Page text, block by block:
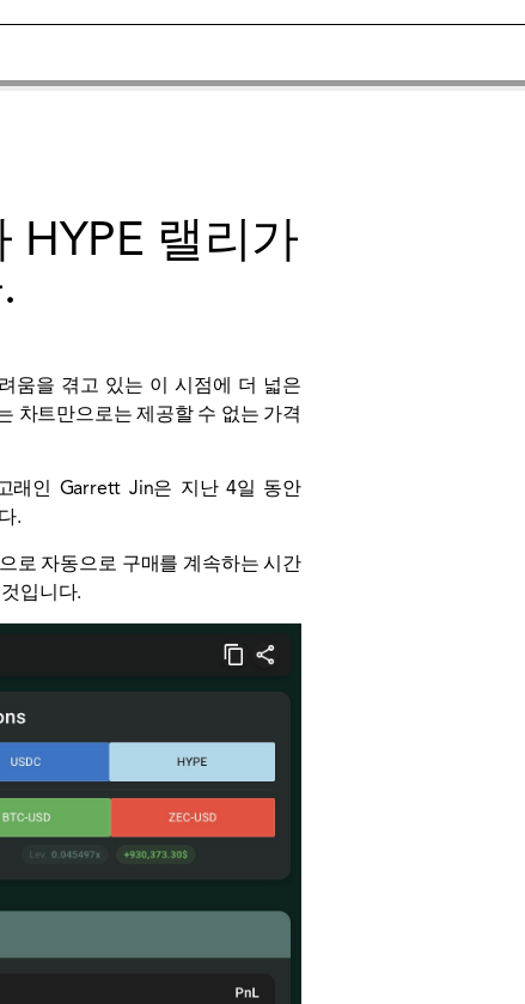
HYPE 랠리가
움을 겪고 있는 이 시점에 더 넓은
차트만으로는 제공할 수 없는 가격
래인 Garrett Jin은 지난 4일 동안
.
로 자동으로 구매를 계속하는 시간
입니다.